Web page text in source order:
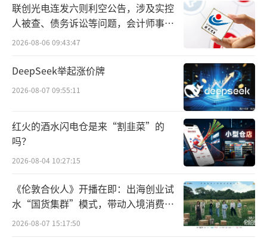
市场“T+0”实时交易，即当日买入的债券ETF
份额当日可卖出，卖出后资金当日可用，次日
对债券ETF感兴趣的老铁可以扫描以下二维
在细分领域之下，科创债ETF的推出填补了
科技领域债券指数产品的空白，进一步丰富信
用债ETF品类。
首先，在政策重点扶持的信用债品类中，
科创公司债表现亮眼，市场规模持续攀升。
联创光电连发六则利空公告，涉及实控
人被查、债务诉讼等问题，会计师事务
所曾出具“保留意见”
2026-08-06 09:43:47
DeepSeek举起涨价牌
2026-08-07 09:55:11
红火的酒水闪电仓是来“割韭菜”的
吗？
2026-08-04 10:27:15
《伦敦合伙人》开播在即：出海创业试
水“国货集群”模式，带动入境消费反
向种草
2026-08-07 15:17:50